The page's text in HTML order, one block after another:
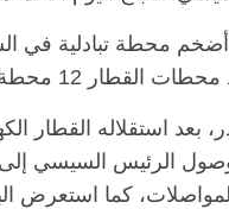
محطة تبادلية في
القطار 12 محطة.
استقلاله القطار
الرئيس السيسي
كما استعرض